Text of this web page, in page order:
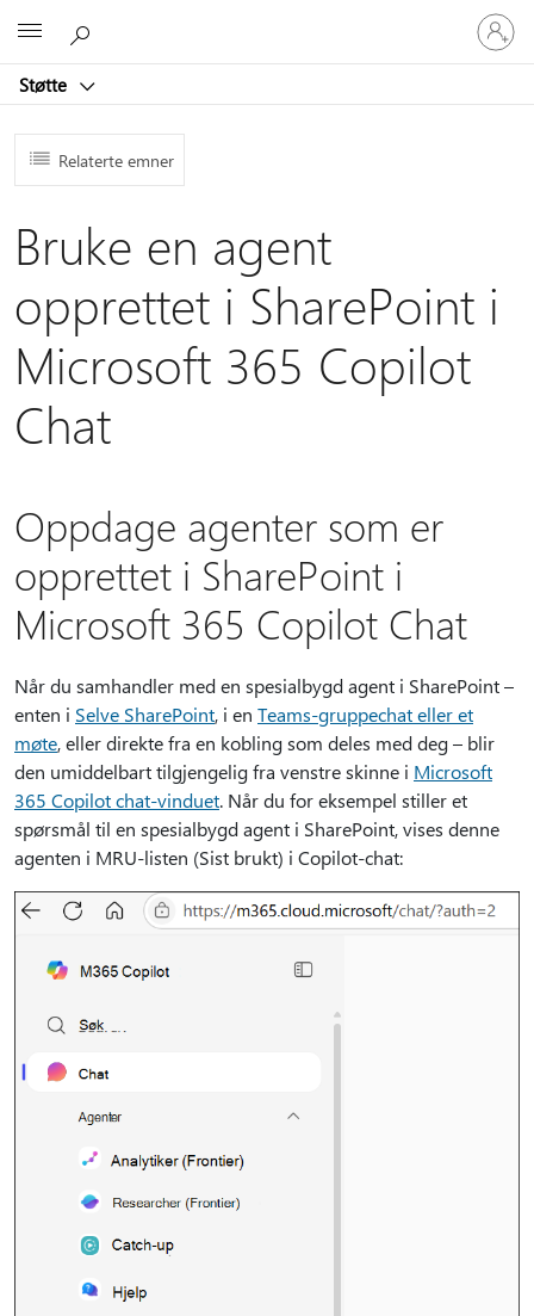
Støtte
Logg
på
kontoen
Relaterte emner
Bruke en agent
opprettet i SharePoint i
Microsoft 365 Copilot
Chat
Oppdage agenter som er
opprettet i SharePoint i
Microsoft 365 Copilot Chat
Når du samhandler med en spesialbygd agent i SharePoint –
enten i Selve SharePoint, i en Teams-gruppechat eller et
møte, eller direkte fra en kobling som deles med deg – blir
den umiddelbart tilgjengelig fra venstre skinne i Microsoft
365 Copilot chat-vinduet. Når du for eksempel stiller et
spørsmål til en spesialbygd agent i SharePoint, vises denne
agenten i MRU-listen (Sist brukt) i Copilot-chat: